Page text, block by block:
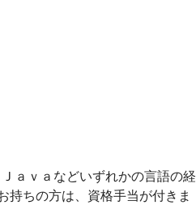
ａｖａなどいずれかの言語の経
ちの方は、資格手当が付きま